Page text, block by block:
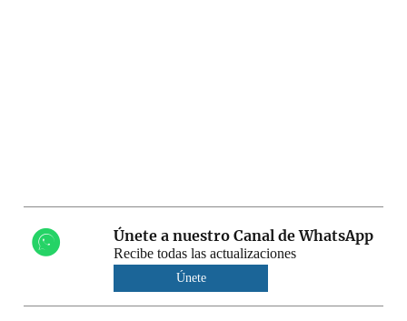
Únete a nuestro Canal de WhatsApp
Recibe todas las actualizaciones
Únete